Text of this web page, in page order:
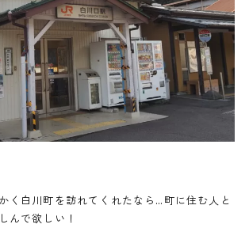
く白川町を訪れてくれたなら…町に住む人と
んで欲しい！